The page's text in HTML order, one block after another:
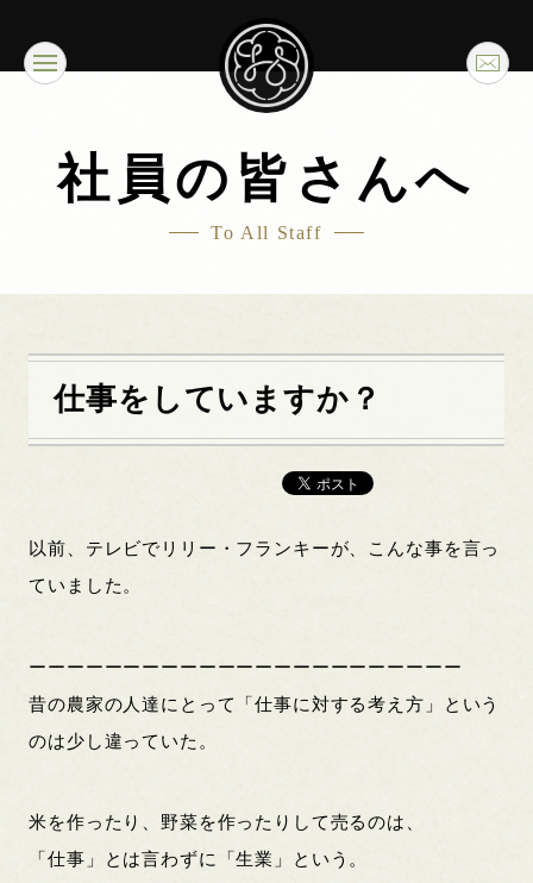
社員の皆さんへ
To All Staff
仕事をしていますか？
以前、テレビでリリー・フランキーが、こんな事を言っ
ていました。
ーーーーーーーーーーーーーーーーーーーーーーー
昔の農家の人達にとって「仕事に対する考え方」という
のは少し違っていた。
米を作ったり、野菜を作ったりして売るのは、
「仕事」とは言わずに「生業」という。